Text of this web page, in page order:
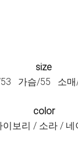
size
가슴/55 소
color
이보리 / 소라 / 네